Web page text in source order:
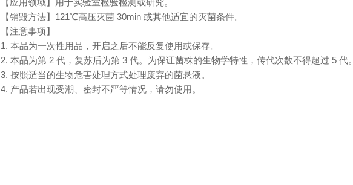
【应用领域】用于实验室检验检测或研究。
【销毁方法】121℃高压灭菌 30min 或其他适宜的灭菌条件。
【注意事项】
1. 本品为一次性用品，开启之后不能反复使用或保存。
2. 本品为第 2 代，复苏后为第 3 代。为保证菌株的生物学特性，传代次数不得超过 5 代。
3. 按照适当的生物危害处理方式处理废弃的菌悬液。
4. 产品若出现受潮、密封不严等情况，请勿使用。